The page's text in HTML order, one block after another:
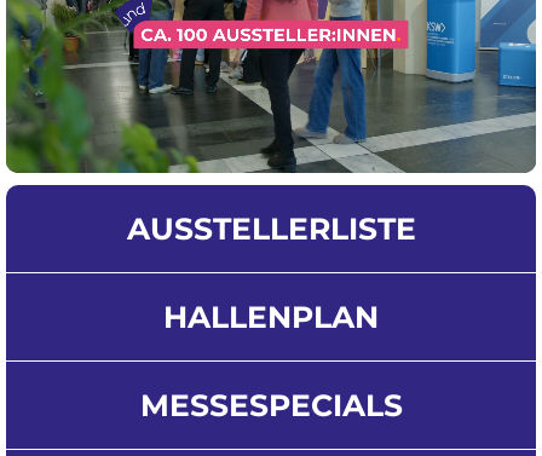
AUSSTELLERLISTE
HALLENPLAN
MESSESPECIALS